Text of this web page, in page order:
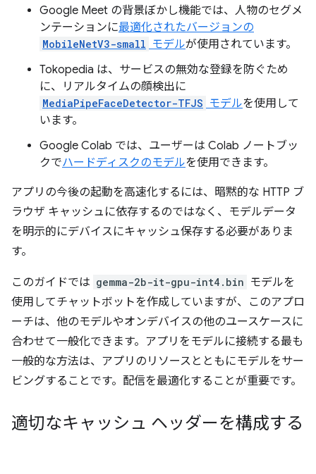
Google Meet の背景ぼかし機能では、人物のセグメ
ンテーションに最適化されたバージョンの
MobileNetV3-small モデルが使用されています。
Tokopedia は、サービスの無効な登録を防ぐため
に、リアルタイムの顔検出に
MediaPipeFaceDetector-TFJS モデルを使用して
います。
Google Colab では、ユーザーは Colab ノートブッ
クでハードディスクのモデルを使用できます。
アプリの今後の起動を高速化するには、暗黙的な HTTP ブ
ラウザ キャッシュに依存するのではなく、モデルデータ
を明示的にデバイスにキャッシュ保存する必要がありま
す。
このガイドでは gemma-2b-it-gpu-int4.bin モデルを
使用してチャットボットを作成していますが、このアプロ
ーチは、他のモデルやオンデバイスの他のユースケースに
合わせて一般化できます。アプリをモデルに接続する最も
一般的な方法は、アプリのリソースとともにモデルをサー
ビングすることです。配信を最適化することが重要です。
適切なキャッシュ ヘッダーを構成する